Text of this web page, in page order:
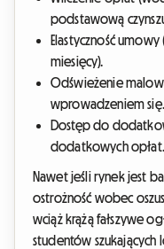
podstawową
Elastyczność
miesięcy).
Odświeżenie
wprowadzeniem się.
Dostęp do
dodatkowych opłat.
Nawet jeśli rynek jest
ostrożność wobec
wciąż krążą fałszywe
studentów szukających